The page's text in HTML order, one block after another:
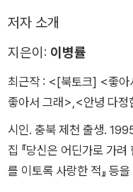
그림이 그 두 사람을 졸졸
두 사람을 그림 안으로 넣
그림이 두 사람을 따라다녔
저자 소개
지은이: 이병률
최근작 : <[북토크] <좋아
좋아서 그래>,<안녕 다정
시인. 충북 제천 출생.
집 『당신은 어딘가로 가려
를 이토록 사랑한 적』 등을